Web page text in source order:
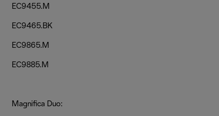
EC9455.M
EC9465.BK
EC9865.M
EC9885.M
Magnifica Duo: